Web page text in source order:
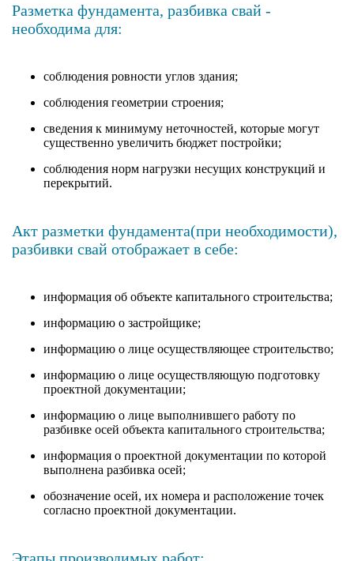
Разметка фундамента, разбивка свай -
необходима для:
соблюдения ровности углов здания;
соблюдения геометрии строения;
сведения к минимуму неточностей, которые могут
существенно увеличить бюджет постройки;
соблюдения норм нагрузки несущих конструкций и
перекрытий.
Акт разметки фундамента(при необходимости),
разбивки свай отображает в себе:
информация об объекте капитального строительства;
информацию о застройщике;
информацию о лице осуществляющее строительство;
информацию о лице осуществляющую подготовку
проектной документации;
информацию о лице выполнившего работу по
разбивке осей объекта капитального строительства;
информация о проектной документации по которой
выполнена разбивка осей;
обозначение осей, их номера и расположение точек
согласно проектной документации.